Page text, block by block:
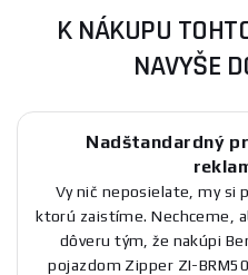
K NÁKUPU
NAVYŠE
Nadštandardný
Vy nič neposielate, my si
ktorú zaistíme. Nechceme,
dôveru tým, že nakúpi
pojazdom Zipper ZI-